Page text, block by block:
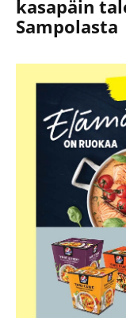
kasapäin
Sampolasta